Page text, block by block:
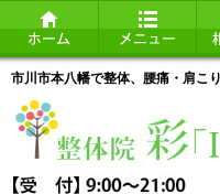
市川市本八幡で整体、腰痛・肩こ